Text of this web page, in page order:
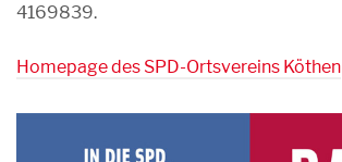
4169839.
Homepage des SPD-Ortsvereins Köthen